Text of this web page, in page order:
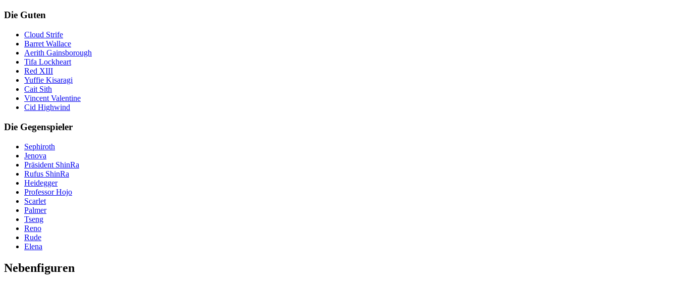
Die Guten
Cloud Strife
Barret Wallace
Aerith Gainsborough
Tifa Lockheart
Red XIII
Yuffie Kisaragi
Cait Sith
Vincent Valentine
Cid Highwind
Die Gegenspieler
Sephiroth
Jenova
Präsident ShinRa
Rufus ShinRa
Heidegger
Professor Hojo
Scarlet
Palmer
Tseng
Reno
Rude
Elena
Nebenfiguren